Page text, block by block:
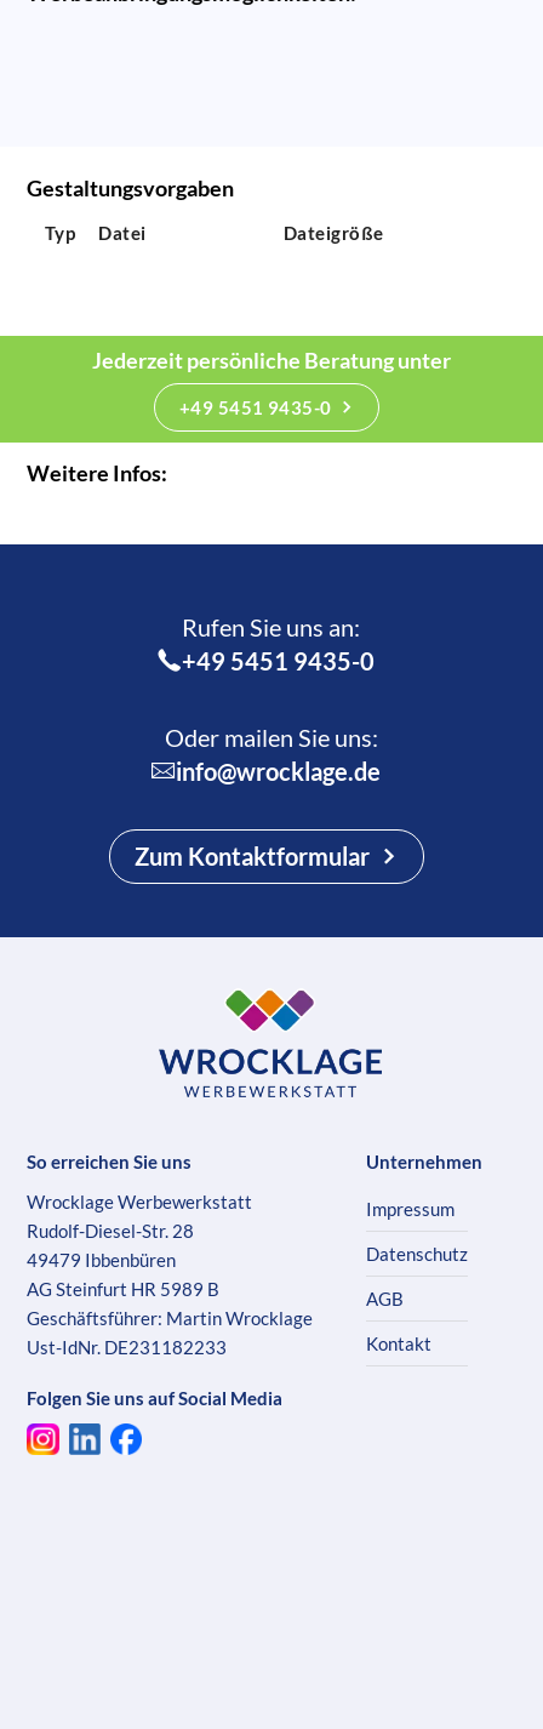
Gestaltungsvorgaben
Typ Datei Dateigröße
Jederzeit persönliche Beratung unter
+49 5451 9435-0
Weitere Infos:
Rufen Sie uns an:­
+49 5451 9435-0
Oder mailen Sie uns:
info@wrocklage.de
Zum Kontaktformular
So erreichen Sie uns
Wrocklage Werbewerkstatt
Rudolf-Diesel-Str. 28
49479 Ibbenbüren
AG Steinfurt HR 5989 B
Geschäftsführer: Martin Wrocklage
Ust-IdNr. DE231182233
Folgen Sie uns auf Social Media
Unternehmen
Impressum
Datenschutz
AGB
Kontakt